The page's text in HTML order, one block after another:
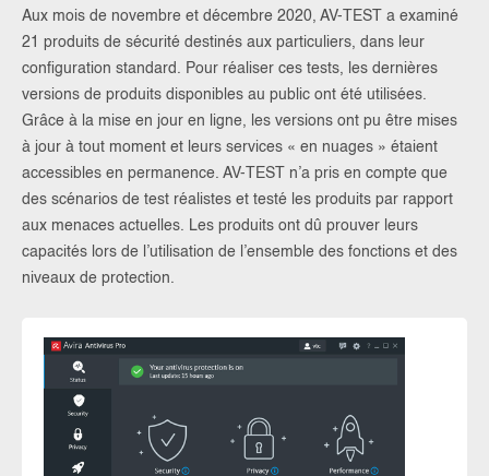
Aux mois de novembre et décembre 2020, AV-TEST a examiné
21 produits de sécurité destinés aux particuliers, dans leur
configuration standard. Pour réaliser ces tests, les dernières
versions de produits disponibles au public ont été utilisées.
Grâce à la mise en jour en ligne, les versions ont pu être mises
à jour à tout moment et leurs services « en nuages » étaient
accessibles en permanence. AV-TEST n’a pris en compte que
des scénarios de test réalistes et testé les produits par rapport
aux menaces actuelles. Les produits ont dû prouver leurs
capacités lors de l’utilisation de l’ensemble des fonctions et des
niveaux de protection.